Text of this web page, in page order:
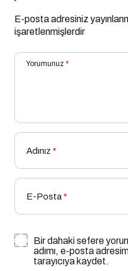
E-posta adresiniz
işaretlenmişlerdir
Yorumunuz *
Adınız *
E-Posta*
Bir dahaki sefere
adımı, e-posta
tarayıcıya kaydet.